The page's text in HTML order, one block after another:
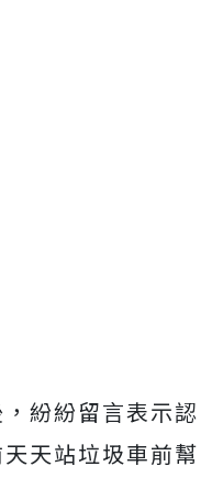
紛紛留言表示認
天站垃圾車前幫